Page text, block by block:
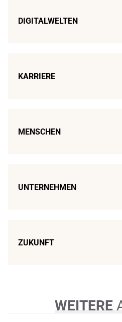
DIGITALWELTEN
KARRIERE
MENSCHEN
UNTERNEHMEN
ZUKUNFT
WEITERE